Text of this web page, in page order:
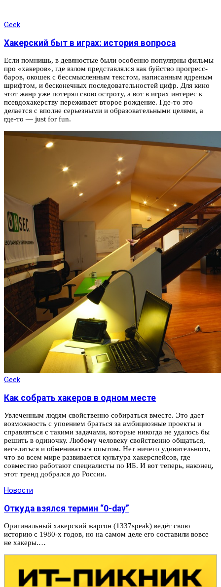
Geek
Хакерский быт в играх: история вопроса
Если помнишь, в девяностые были особенно популярны фильмы
про «хакеров», где взлом представлялся как буйство прогресс-
баров, окошек с бессмысленным текстом, написанным ядреным
шрифтом, и бесконечных последовательностей цифр. Для кино
этот жанр уже потерял свою остроту, а вот в играх интерес к
псевдохакерству переживает второе рождение. Где-то это
делается с вполне серьезными и образовательными целями, а
где-то — just for fun.
Geek
Как собрать хакеров в одном месте
Увлеченным людям свойственно собираться вместе. Это дает
возможность с упоением браться за амбициозные проекты и
справляться с такими задачами, которые никогда не удалось бы
решить в одиночку. Любому человеку свойственно общаться,
веселиться и обмениваться опытом. Нет ничего удивительного,
что во всем мире развивается культура хакерспейсов, где
совместно работают специалисты по ИБ. И вот теперь, наконец,
этот тренд добрался до России.
Новости
Откуда взялся термин “0-day”
Оригинальный хакерский жаргон (1337speak) ведёт свою
историю с 1980-х годов, но на самом деле его составили вовсе
не хакеры.…